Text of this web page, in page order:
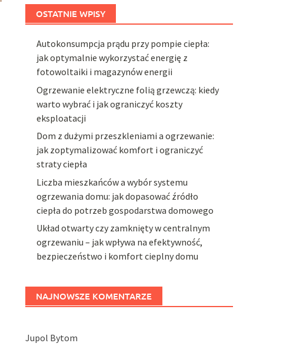
OSTATNIE WPISY
Autokonsumpcja prądu przy pompie ciepła:
jak optymalnie wykorzystać energię z
fotowoltaiki i magazynów energii
Ogrzewanie elektryczne folią grzewczą: kiedy
warto wybrać i jak ograniczyć koszty
eksploatacji
Dom z dużymi przeszkleniami a ogrzewanie:
jak zoptymalizować komfort i ograniczyć
straty ciepła
Liczba mieszkańców a wybór systemu
ogrzewania domu: jak dopasować źródło
ciepła do potrzeb gospodarstwa domowego
Układ otwarty czy zamknięty w centralnym
ogrzewaniu – jak wpływa na efektywność,
bezpieczeństwo i komfort cieplny domu
NAJNOWSZE KOMENTARZE
Jupol Bytom